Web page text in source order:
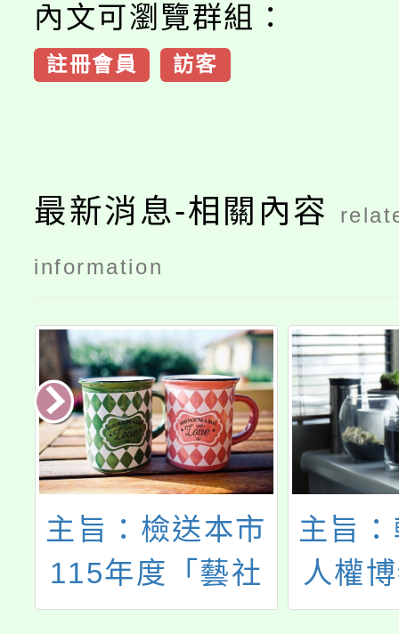
內文可瀏覽群組：
註冊會員 訪客
最新消息-相關內容
information
主旨：檢送本市
115年度「藝社
雙全－社會藝術
主旨
人權
學年